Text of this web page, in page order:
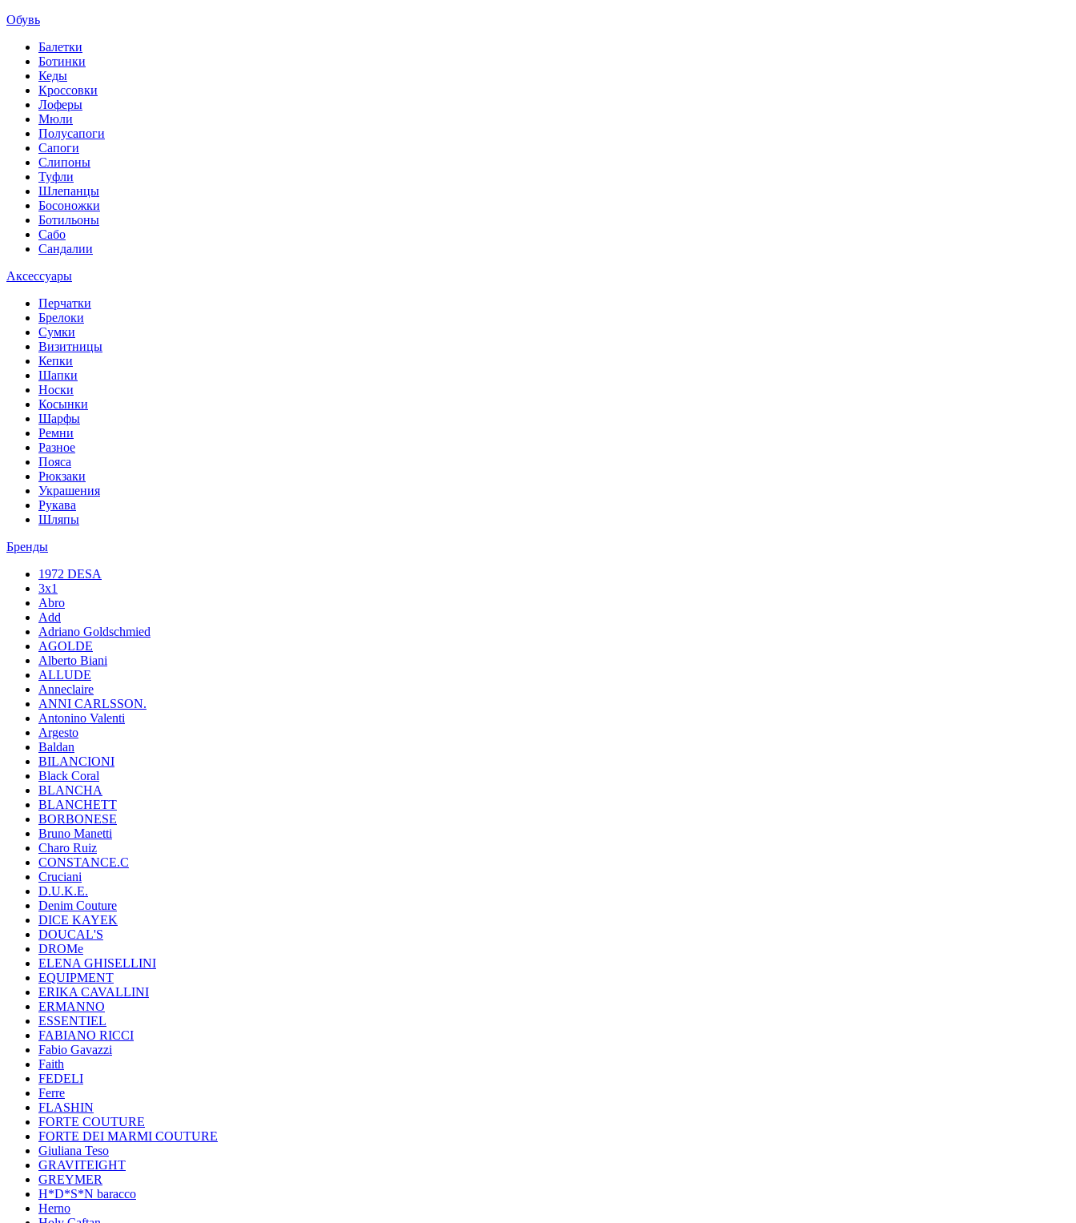
Обувь
Балетки
Ботинки
Кеды
Кроссовки
Лоферы
Мюли
Полусапоги
Сапоги
Слипоны
Туфли
Шлепанцы
Босоножки
Ботильоны
Сабо
Сандалии
Аксессуары
Перчатки
Брелоки
Сумки
Визитницы
Кепки
Шапки
Носки
Косынки
Шарфы
Ремни
Разное
Пояса
Рюкзаки
Украшения
Рукава
Шляпы
Бренды
1972 DESA
3x1
Abro
Add
Adriano Goldschmied
AGOLDE
Alberto Biani
ALLUDE
Anneclaire
ANNI CARLSSON.
Antonino Valenti
Argesto
Baldan
BILANCIONI
Black Coral
BLANCHA
BLANCHETT
BORBONESE
Bruno Manetti
Charo Ruiz
CONSTANCE.C
Cruciani
D.U.K.E.
Denim Couture
DICE KAYEK
DOUCAL'S
DROMe
ELENA GHISELLINI
EQUIPMENT
ERIKA CAVALLINI
ERMANNO
ESSENTIEL
FABIANO RICCI
Fabio Gavazzi
Faith
FEDELI
Ferre
FLASHIN
FORTE COUTURE
FORTE DEI MARMI COUTURE
Giuliana Teso
GRAVITEIGHT
GREYMER
H*D*S*N baracco
Herno